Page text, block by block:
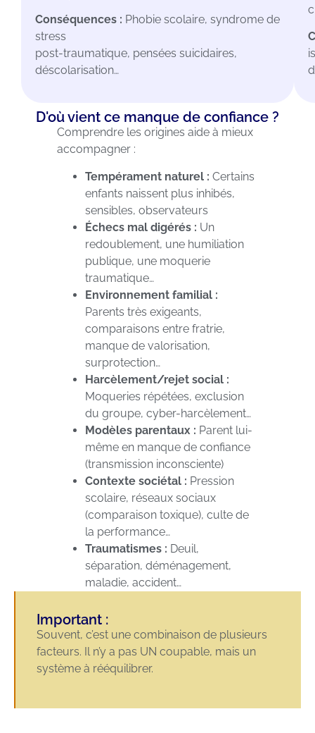
Conséquences : Phobie scolaire, syndrome de
stress
post-traumatique, pensées suicidaires,
déscolarisation…
D'où vient ce manque de confiance ?
Comprendre les origines aide à mieux
accompagner :
Tempérament naturel : Certains
enfants naissent plus inhibés,
sensibles, observateurs
Échecs mal digérés : Un
redoublement, une humiliation
publique, une moquerie
traumatique…
Environnement familial :
Parents très exigeants,
comparaisons entre fratrie,
manque de valorisation,
surprotection…
Harcèlement/rejet social :
Moqueries répétées, exclusion
du groupe, cyber-harcèlement…
Modèles parentaux : Parent lui-
même en manque de confiance
(transmission inconsciente)
Contexte sociétal : Pression
scolaire, réseaux sociaux
(comparaison toxique), culte de
la performance…
Traumatismes : Deuil,
séparation, déménagement,
maladie, accident…
Important :
Souvent, c’est une combinaison de plusieurs
facteurs. Il n’y a pas UN coupable, mais un
système à rééquilibrer.